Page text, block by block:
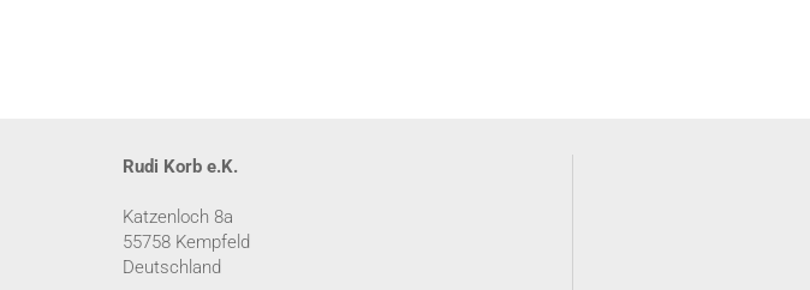
Rudi Korb e.K.
Katzenloch 8a
55758 Kempfeld
Deutschland